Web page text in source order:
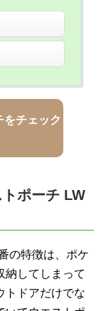
をチェック
ポーチ LW
の特徴は、ポケ
納してしまって
トドアだけでな